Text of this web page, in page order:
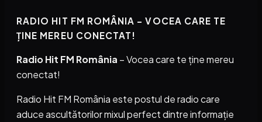
RADIO HIT FM ROMÂNIA – VOCEA CARE TE
ȚINE MEREU CONECTAT!
Radio Hit FM România – Vocea care te ține mereu
conectat!
Radio Hit FM România este postul de radio care
aduce ascultătorilor mixul perfect dintre informație